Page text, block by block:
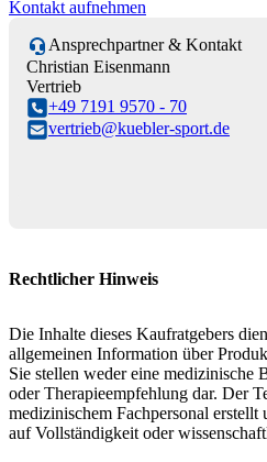
Kontakt aufnehmen
Ansprechpartner & Kontakt
Christian Eisenmann
Vertrieb
+49 7191 9570 - 70
vertrieb@kuebler-sport.de
Rechtlicher Hinweis
Die Inhalte dieses Kaufratgebers
allgemeinen Information über
Sie stellen weder eine medizinische
oder Therapieempfehlung dar. Der
medizinischem Fachpersonal erstellt
auf Vollständigkeit oder